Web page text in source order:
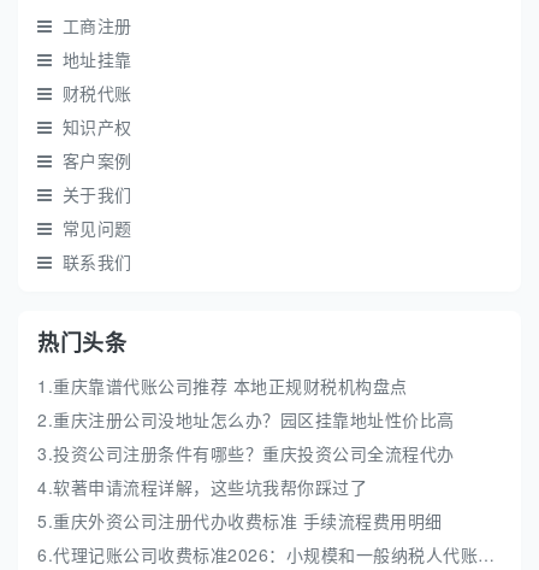
工商注册
地址挂靠
财税代账
知识产权
客户案例
关于我们
常见问题
联系我们
热门头条
1.重庆靠谱代账公司推荐 本地正规财税机构盘点
2.重庆注册公司没地址怎么办？园区挂靠地址性价比高
3.投资公司注册条件有哪些？重庆投资公司全流程代办
4.软著申请流程详解，这些坑我帮你踩过了
5.重庆外资公司注册代办收费标准 手续流程费用明细
6.代理记账公司收费标准2026：小规模和一般纳税人代账费解析